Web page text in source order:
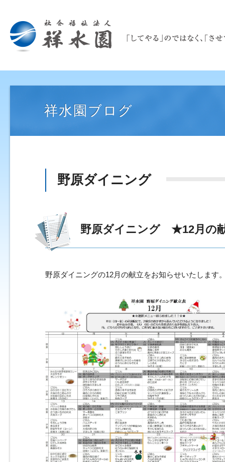
祥水園ブログ
野原ダイニング
野原ダイニング ★12月の
野原ダイニングの12月の献立をお知らせいたします